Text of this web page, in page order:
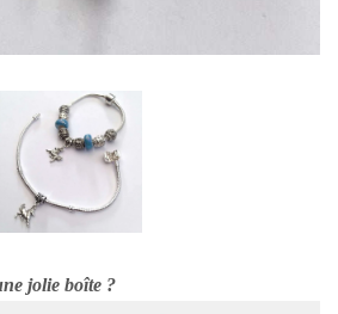
jolie boîte ?